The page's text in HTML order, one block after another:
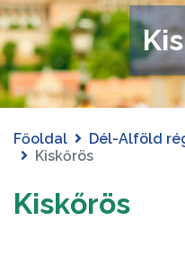
Főoldal Dél-Alföld
Kiskőrös
Kiskőrös